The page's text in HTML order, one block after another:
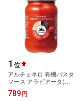
1 位
アルチェネロ 有機パスタ
ソース アラビアータ(唐
辛子入り)(350g)
【org_4_more】【アル
789 円